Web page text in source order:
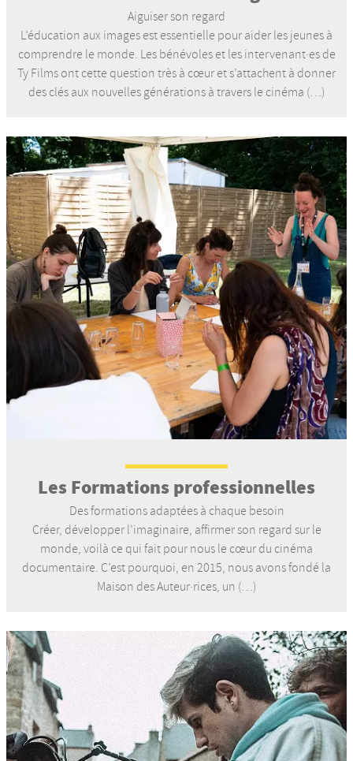
Aiguiser son regard
L’éducation aux images est essentielle pour aider les jeunes à
comprendre le monde. Les bénévoles et les intervenant·es de
Ty Films ont cette question très à cœur et s’attachent à donner
des clés aux nouvelles générations à travers le cinéma (…)
Les Formations professionnelles
Des formations adaptées à chaque besoin
Créer, développer l’imaginaire, affirmer son regard sur le
monde, voilà ce qui fait pour nous le cœur du cinéma
documentaire. C’est pourquoi, en 2015, nous avons fondé la
Maison des Auteur·rices, un (…)